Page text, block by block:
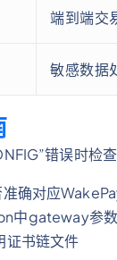
端到端交
敏感数据
错误时检查
确对应
gateway参数
证书链文件